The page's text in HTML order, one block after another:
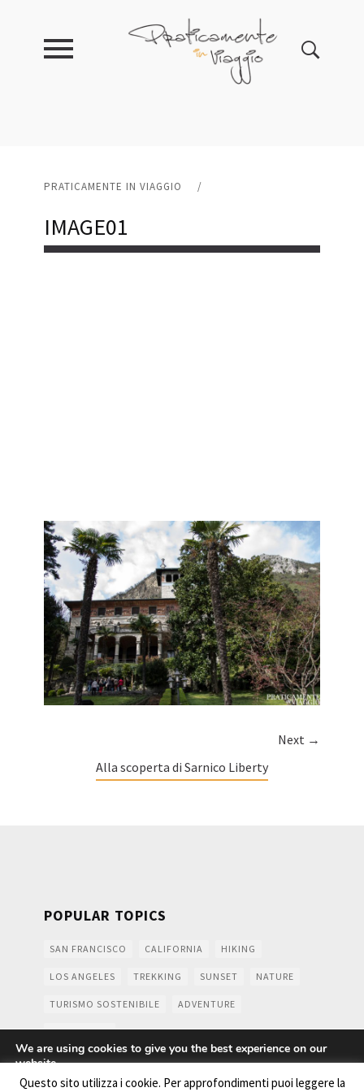
PRATICAMENTE IN VIAGGIO /
IMAGE01
Next →
Alla scoperta di Sarnico Liberty
POPULAR TOPICS
SAN FRANCISCO CALIFORNIA HIKING
LOS ANGELES TREKKING SUNSET NATURE
TURISMO SOSTENIBILE ADVENTURE
MOUNTAINS
Questo sito utilizza i cookie. Per approfondimenti puoi leggere la
We are using cookies to give you the best experience on our
website.
You can find out more about which cookies we are using or